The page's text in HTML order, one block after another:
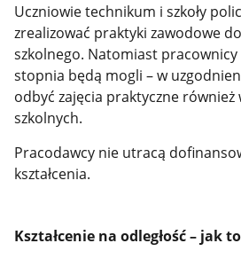
Uczniowie technikum i szkoły
zrealizować praktyki zawodowe
szkolnego. Natomiast pracownicy
stopnia będą mogli – w
odbyć zajęcia praktyczne
szkolnych.
Pracodawcy nie utracą
kształcenia.
Kształcenie na odległość – jak